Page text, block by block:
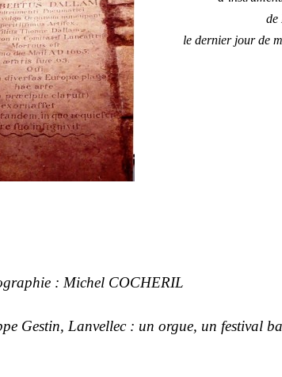
de
le dernier jour de
: Michel COCHERIL
Gestin, Lanvellec : un orgue, un festival